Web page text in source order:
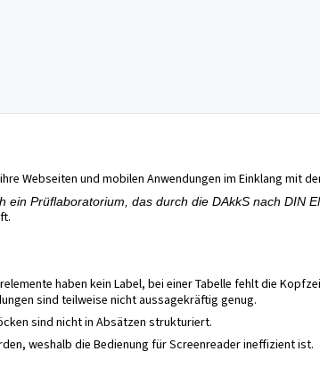
Webseiten und mobilen Anwendungen im Einklang mit
Prüflaboratorium, das durch die DAkkS nach DIN
haben kein Label, bei einer Tabelle fehlt die
sind teilweise nicht aussagekräftig genug.
sind nicht in Absätzen strukturiert.
weshalb die Bedienung für Screenreader ineffizient ist.